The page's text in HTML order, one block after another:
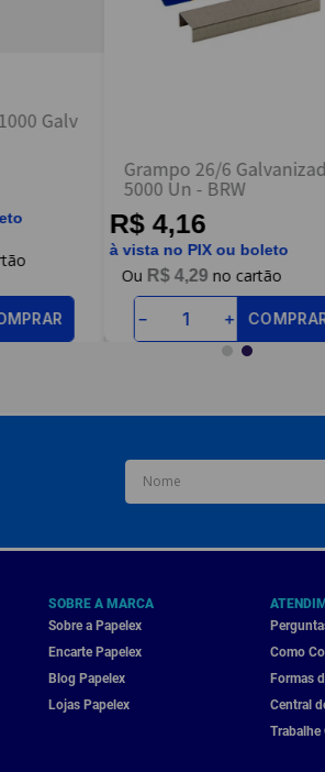
Galv
Grampo 26/6
5000 Un - BRW
R$ 4,16
à vista no PIX ou boleto
R$ 4,29
＋
－
SOBRE A MARCA
Sobre a Papelex
Encarte Papelex
Blog Papelex
Lojas Papelex
Como
Formas
Central
Trabalhe